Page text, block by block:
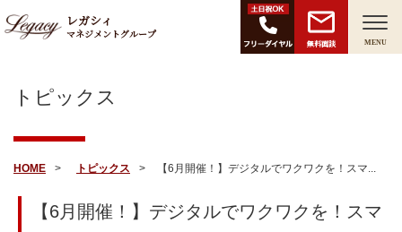
レガシィ
マネジメントグループ
無料面談 MENU
トピックス
HOME トピックス 【6月開催！】デジタルでワクワクを！スマ...
【6月開催！】デジタルでワクワクを！スマ